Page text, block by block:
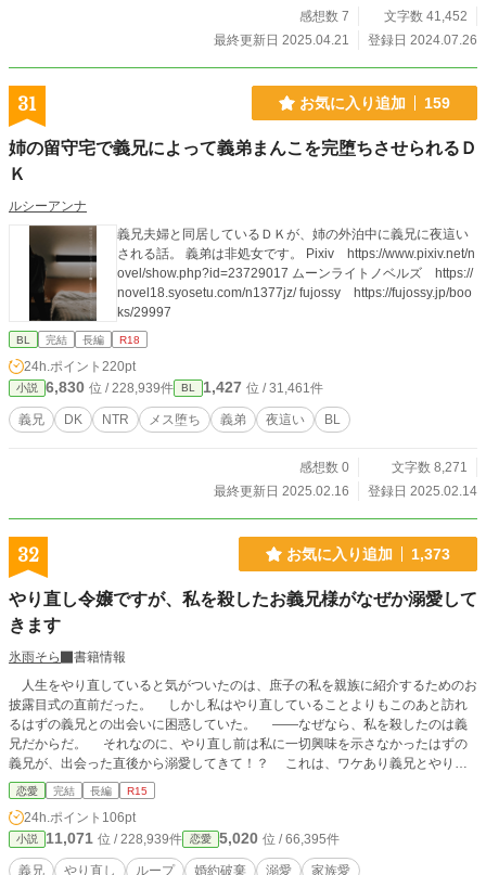
感想数 7
文字数 41,452
最終更新日 2025.04.21
登録日 2024.07.26
31 お気に入り追加 159
姉の留守宅で義兄によって義弟まんこを完堕ちさせられるＤ
Ｋ
ルシーアンナ
義兄夫婦と同居しているＤＫが、姉の外泊中に義兄に夜這い
される話。 義弟は非処女です。 Pixiv https://www.pixiv.net/n
ovel/show.php?id=23729017 ムーンライトノベルズ https://
novel18.syosetu.com/n1377jz/ fujossy https://fujossy.jp/boo
ks/29997
BL 完結 長編 R18
24h.ポイント 220pt
小説 6,830 位 / 228,939件 BL 1,427 位 / 31,461件
義兄 DK NTR メス堕ち 義弟 夜這い BL
感想数 0
文字数 8,271
最終更新日 2025.02.16
登録日 2025.02.14
32 お気に入り追加 1,373
やり直し令嬢ですが、私を殺したお義兄様がなぜか溺愛して
きます
氷雨そら
書籍情報
人生をやり直していると気がついたのは、庶子の私を親族に紹介するためのお
披露目式の直前だった。 しかし私はやり直していることよりもこのあと訪れ
るはずの義兄との出会いに困惑していた。 ――なぜなら、私を殺したのは義
兄だからだ。 それなのに、やり直し前は私に一切興味を示さなかったはずの
義兄が、出会った直後から溺愛してきて！？ これは、ワケあり義兄とやり直
し令嬢の距離がバグった溺愛ファンタジー 小説家になろう様にも投稿していま
す
恋愛 完結 長編 R15
24h.ポイント 106pt
小説 11,071 位 / 228,939件 恋愛 5,020 位 / 66,395件
義兄 やり直し ループ 婚約破棄 溺愛 家族愛